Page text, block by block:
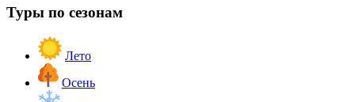
Туры по сезонам
Лето
Осень